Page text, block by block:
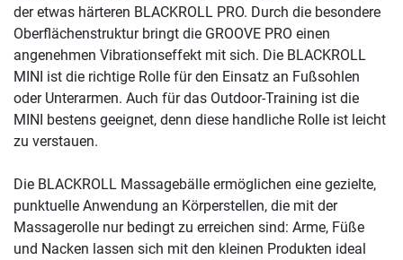
der etwas härteren BLACKROLL PRO. Durch die besondere
Oberflächenstruktur bringt die GROOVE PRO einen
angenehmen Vibrationseffekt mit sich. Die BLACKROLL
MINI ist die richtige Rolle für den Einsatz an Fußsohlen
oder Unterarmen. Auch für das Outdoor-Training ist die
MINI bestens geeignet, denn diese handliche Rolle ist leicht
zu verstauen.
Die BLACKROLL Massagebälle ermöglichen eine gezielte,
punktuelle Anwendung an Körperstellen, die mit der
Massagerolle nur bedingt zu erreichen sind: Arme, Füße
und Nacken lassen sich mit den kleinen Produkten ideal